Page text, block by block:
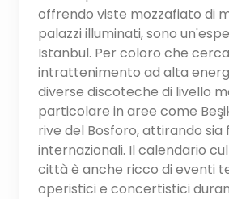
offrendo viste mozzafiato di
palazzi illuminati, sono
Istanbul. Per coloro che
intrattenimento ad alta
diverse discoteche di livello
particolare in aree come
rive del Bosforo, attirando sia
internazionali. Il calendario
città è anche ricco di eventi
operistici e concertistici